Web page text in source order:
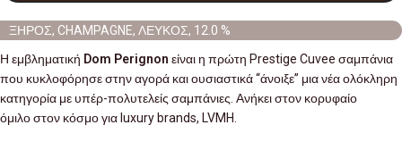
ΞΗΡΟΣ, CHAMPAGNE, ΛΕΥΚΟΣ, 12.0 %
Η εμβληματική Dom Perignon είναι η πρώτη Prestige Cuvee σαμπάνια
που κυκλοφόρησε στην αγορά και ουσιαστικά “άνοιξε” μια νέα ολόκληρη
κατηγορία με υπέρ-πολυτελείς σαμπάνιες. Ανήκει στον κορυφαίο
όμιλοστον κόσμο για luxury brands, LVMH.